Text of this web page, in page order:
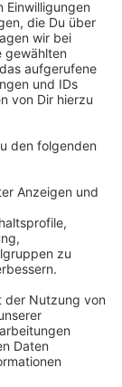
- wir